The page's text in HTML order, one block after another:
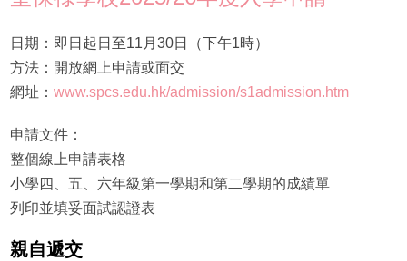
日期：即日起日至11月30日（下午1時）
方法：開放網上申請或面交
網址： www.spcs.edu.hk/admission/s1admission.htm
申請文件：
整個線上申請表格
小學四、五、六年級第一學期和第二學期的成績單
列印並填妥面試認證表
親自遞交